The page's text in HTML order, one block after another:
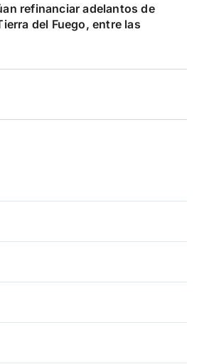
refinanciar adelantos de
del Fuego, entre las